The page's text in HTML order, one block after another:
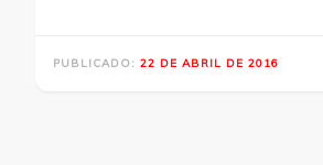
PUBLICADO: 22 DE ABRIL DE 2016